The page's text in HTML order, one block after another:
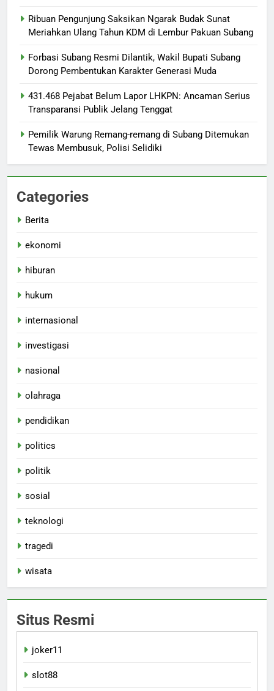
Ribuan Pengunjung Saksikan Ngarak Budak Sunat
Meriahkan Ulang Tahun KDM di Lembur Pakuan Subang
‎Forbasi Subang Resmi Dilantik, Wakil Bupati Subang
Dorong Pembentukan Karakter Generasi Muda
431.468 Pejabat Belum Lapor LHKPN: Ancaman Serius
Transparansi Publik Jelang Tenggat
Pemilik Warung Remang-remang di Subang Ditemukan
Tewas Membusuk, Polisi Selidiki
Categories
Berita
ekonomi
hiburan
hukum
internasional
investigasi
nasional
olahraga
pendidikan
politics
politik
sosial
teknologi
tragedi
wisata
Situs Resmi
joker11
slot88